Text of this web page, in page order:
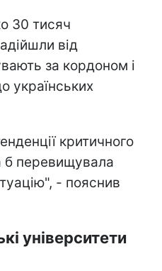
30 тисяч
від
за кордоном і
українських
критичного
б перевищувала
- пояснив
університети